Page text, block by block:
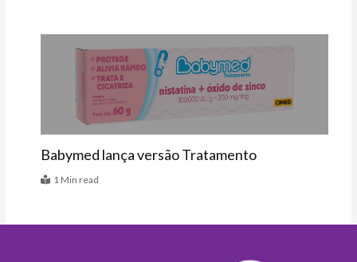
Vitrine
Babymed lança versão Tratamento
1 Min read